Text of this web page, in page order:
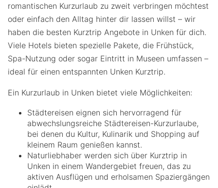
romantischen Kurzurlaub zu zweit verbringen möchtest
oder einfach den Alltag hinter dir lassen willst – wir
haben die besten Kurztrip Angebote in Unken für dich.
Viele Hotels bieten spezielle Pakete, die Frühstück,
Spa-Nutzung oder sogar Eintritt in Museen umfassen –
ideal für einen entspannten Unken Kurztrip.
Ein Kurzurlaub in Unken bietet viele Möglichkeiten:
Städtereisen eignen sich hervorragend für
abwechslungsreiche Städtereisen-Kurzurlaube,
bei denen du Kultur, Kulinarik und Shopping auf
kleinem Raum genießen kannst.
Naturliebhaber werden sich über Kurztrip in
Unken in einem Wandergebiet freuen, das zu
aktiven Ausflügen und erholsamen Spaziergängen